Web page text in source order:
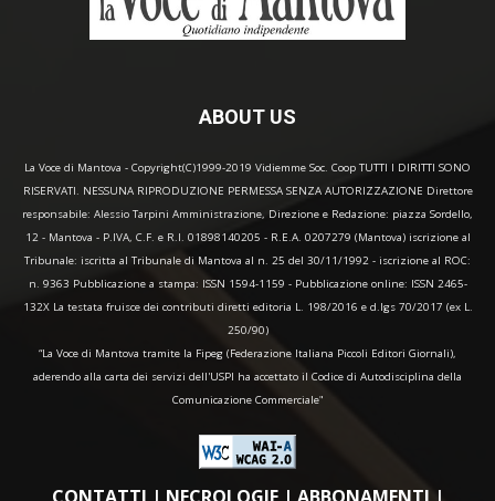
ABOUT US
La Voce di Mantova - Copyright(C)1999-2019 Vidiemme Soc. Coop TUTTI I DIRITTI SONO
RISERVATI. NESSUNA RIPRODUZIONE PERMESSA SENZA AUTORIZZAZIONE Direttore
responsabile: Alessio Tarpini Amministrazione, Direzione e Redazione: piazza Sordello,
12 - Mantova - P.IVA, C.F. e R.I. 01898140205 - R.E.A. 0207279 (Mantova) iscrizione al
Tribunale: iscritta al Tribunale di Mantova al n. 25 del 30/11/1992 - iscrizione al ROC:
n. 9363 Pubblicazione a stampa: ISSN 1594-1159 - Pubblicazione online: ISSN 2465-
132X La testata fruisce dei contributi diretti editoria L. 198/2016 e d.lgs 70/2017 (ex L.
250/90)
“La Voce di Mantova tramite la Fipeg (Federazione Italiana Piccoli Editori Giornali),
aderendo alla carta dei servizi dell'USPI ha accettato il Codice di Autodisciplina della
Comunicazione Commerciale"